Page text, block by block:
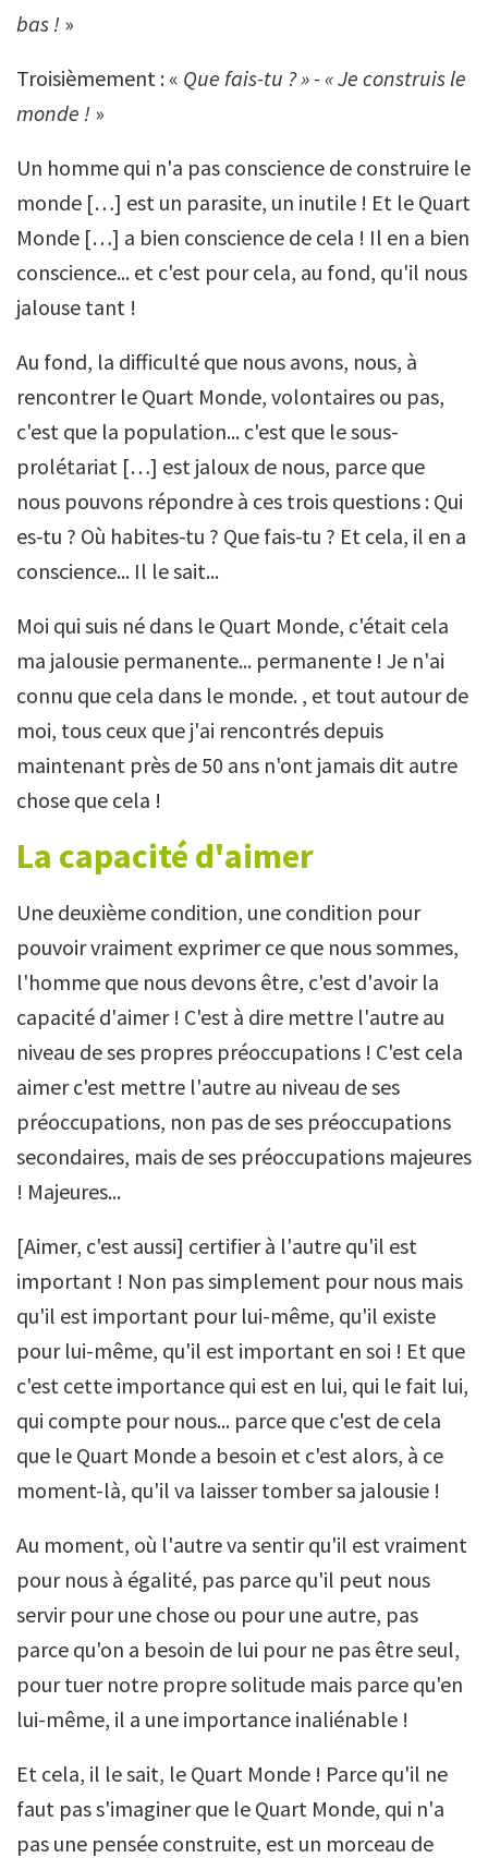
bas ! »
Troisièmement : « Que fais-tu ? » - « Je construis le
monde ! »
Un homme qui n'a pas conscience de construire le
monde […] est un parasite, un inutile ! Et le Quart
Monde […] a bien conscience de cela ! Il en a bien
conscience... et c'est pour cela, au fond, qu'il nous
jalouse tant !
Au fond, la difficulté que nous avons, nous, à
rencontrer le Quart Monde, volontaires ou pas,
c'est que la population... c'est que le sous-
prolétariat […] est jaloux de nous, parce que
nous pouvons répondre à ces trois questions : Qui
es-tu ? Où habites-tu ? Que fais-tu ? Et cela, il en a
conscience... Il le sait...
Moi qui suis né dans le Quart Monde, c'était cela
ma jalousie permanente... permanente ! Je n'ai
connu que cela dans le monde. , et tout autour de
moi, tous ceux que j'ai rencontrés depuis
maintenant près de 50 ans n'ont jamais dit autre
chose que cela !
La capacité d'aimer
Une deuxième condition, une condition pour
pouvoir vraiment exprimer ce que nous sommes,
l'homme que nous devons être, c'est d'avoir la
capacité d'aimer ! C'est à dire mettre l'autre au
niveau de ses propres préoccupations ! C'est cela
aimer c'est mettre l'autre au niveau de ses
préoccupations, non pas de ses préoccupations
secondaires, mais de ses préoccupations majeures
! Majeures...
[Aimer, c'est aussi] certifier à l'autre qu'il est
important ! Non pas simplement pour nous mais
qu'il est important pour lui-même, qu'il existe
pour lui-même, qu'il est important en soi ! Et que
c'est cette importance qui est en lui, qui le fait lui,
qui compte pour nous... parce que c'est de cela
que le Quart Monde a besoin et c'est alors, à ce
moment-là, qu'il va laisser tomber sa jalousie !
Au moment, où l'autre va sentir qu'il est vraiment
pour nous à égalité, pas parce qu'il peut nous
servir pour une chose ou pour une autre, pas
parce qu'on a besoin de lui pour ne pas être seul,
pour tuer notre propre solitude mais parce qu'en
lui-même, il a une importance inaliénable !
Et cela, il le sait, le Quart Monde ! Parce qu'il ne
faut pas s'imaginer que le Quart Monde, qui n'a
pas une pensée construite, est un morceau de